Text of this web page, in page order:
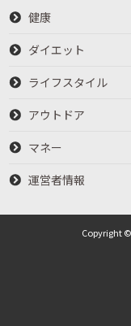
健康
ダイエット
ライフスタイル
アウトドア
マネー
運営者情報
Copyright